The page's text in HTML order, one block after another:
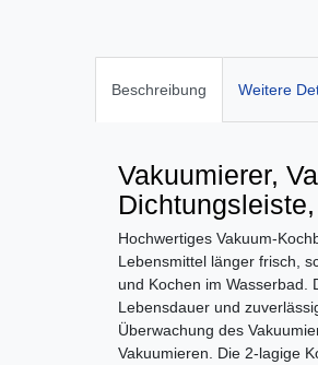
Beschreibung Weitere
Vakuumierer,
Hochwertiges Vakuum-
Lebensmittel länger frisch,
und Kochen im Wasserbad.
Lebensdauer und
Überwachung des
Vakuumieren. Die 2-lagige